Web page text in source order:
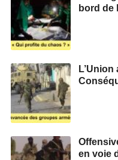
bord de
en voie